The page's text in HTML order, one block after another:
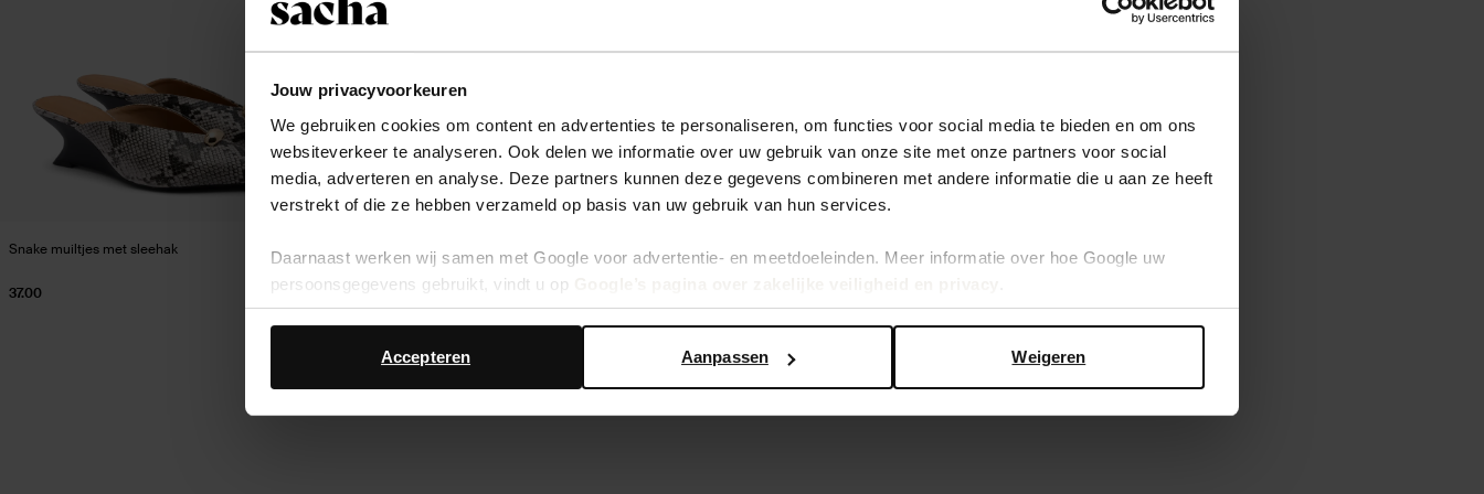
Jouw privacyvoorkeuren
We gebruiken cookies om content en advertenties te personaliseren, om functies voor social media te bieden en om ons
websiteverkeer te analyseren. Ook delen we informatie over uw gebruik van onze site met onze partners voor social
media, adverteren en analyse. Deze partners kunnen deze gegevens combineren met andere informatie die u aan ze heeft
verstrekt of die ze hebben verzameld op basis van uw gebruik van hun services.
Daarnaast werken wij samen met Google voor advertentie- en meetdoeleinden. Meer informatie over hoe Google uw
persoonsgegevens gebruikt, vindt u op
Weigeren
Aanpassen
Accepteren
Snake muiltjes met sleehak
37.00